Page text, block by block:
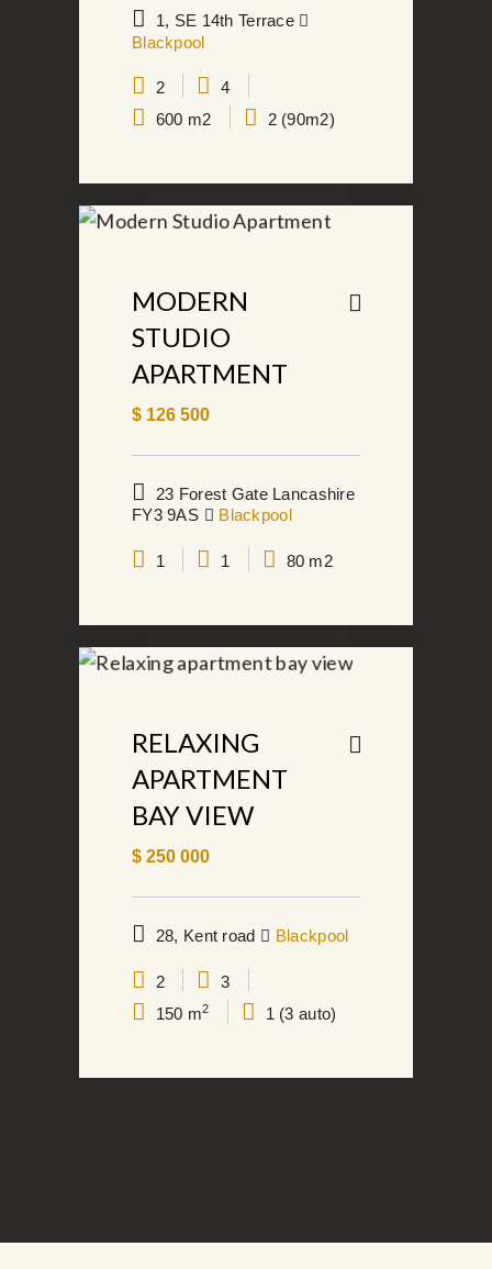
1, SE 14th Terrace
Blackpool
2
4
600 m2
2 (90m2)
MODERN
STUDIO
APARTMENT
$ 126 500
23 Forest Gate Lancashire
FY3 9AS
Blackpool
1 1 80 m2
RELAXING
APARTMENT
BAY VIEW
$ 250 000
28, Kent road Blackpool
2
3
150 m2 1 (3 auto)